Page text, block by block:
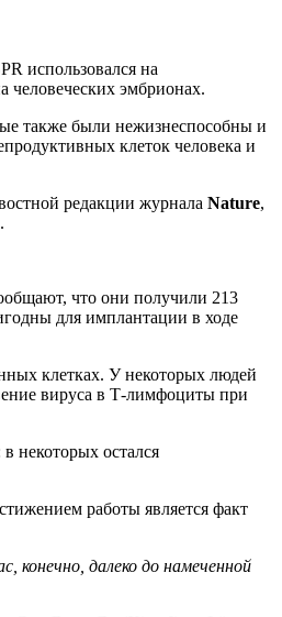
использовался на
человеческих эмбрионах.
также были нежизнеспособны и
клеток человека и
редакции журнала Nature,
что они получили 213
для имплантации в ходе
клетках. У некоторых людей
вируса в Т-лимфоциты при
некоторых остался
работы является факт
конечно, далеко до намеченной